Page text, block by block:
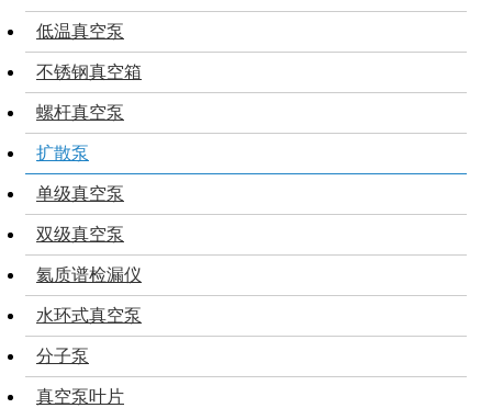
低温真空泵
不锈钢真空箱
螺杆真空泵
扩散泵
单级真空泵
双级真空泵
氦质谱检漏仪
水环式真空泵
分子泵
真空泵叶片